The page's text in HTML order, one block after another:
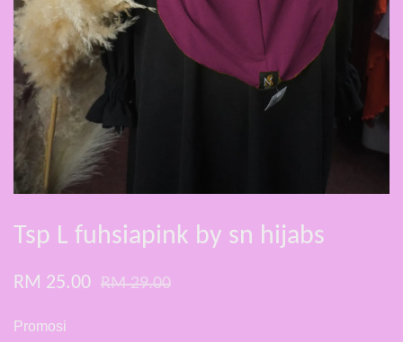
Tsp L fuhsiapink by sn hijabs
RM 25.00 RM 29.00
Promosi